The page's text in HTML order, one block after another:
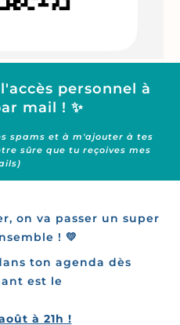
personnel à
mail ! ✨
spams et à m'ajouter à tes
sûre que tu reçoives mes
on va passer un super
! 💛
ton agenda dès
est le
à 21h !